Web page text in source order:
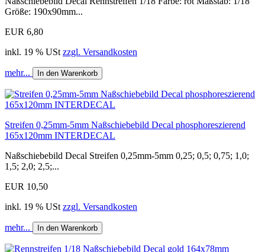
Größe: 190x90mm...
EUR 6,80
inkl. 19 % USt zzgl. Versandkosten
mehr... In den Warenkorb
Streifen 0,25mm-5mm Naßschiebebild Decal phosphoreszierend
165x120mm INTERDECAL
Naßschiebebild Decal Streifen 0,25mm-5mm 0,25; 0,5; 0,75; 1,0;
1,5; 2,0; 2,5;...
EUR 10,50
inkl. 19 % USt zzgl. Versandkosten
mehr... In den Warenkorb